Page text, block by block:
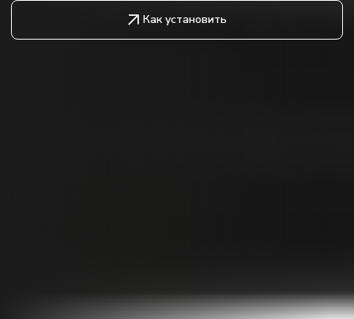
Как установить